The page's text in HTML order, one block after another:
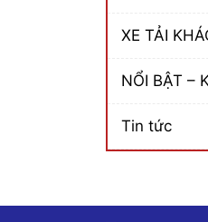
XE TẢI
NỔI BẬT –
Tin tức